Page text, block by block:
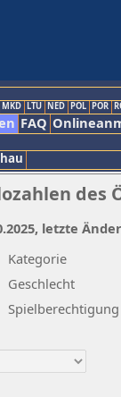
MKD LTU NED POL POR
FAQ
des
Kategorie
Geschlecht
Spielberechtigung
letzte